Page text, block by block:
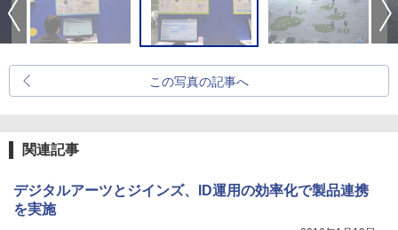
この写真の記事へ
関連記事
デジタルアーツとジインズ、ID運用の効率化で製品連携
を実施